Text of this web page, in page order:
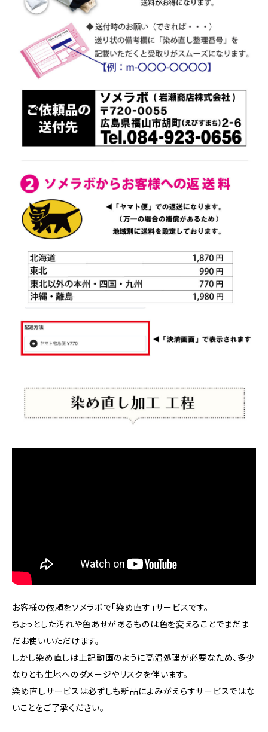
お客様の依頼をソメラボで「染め直す」サービスです。
ちょっとした汚れや色あせがあるものは色を変えることでまだま
だお使いいただけます。
しかし染め直しは上記動画のように高温処理が必要なため、多少
なりとも生地へのダメージやリスクを伴います。
染め直しサービスは必ずしも新品によみがえらすサービスではな
いことをご了承ください。